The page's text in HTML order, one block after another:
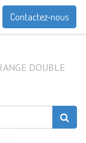
Contactez-nous
DOUBLE